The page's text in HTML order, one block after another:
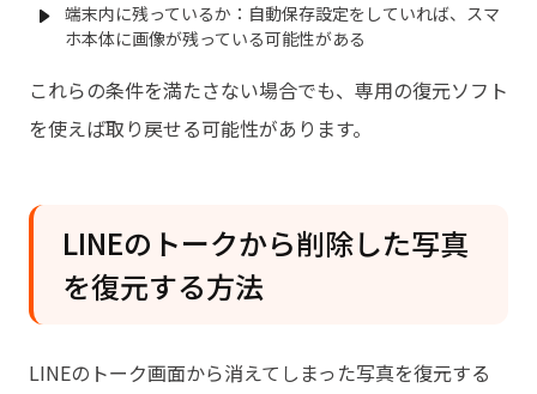
端末内に残っているか：自動保存設定をしていれば、スマ
ホ本体に画像が残っている可能性がある
これらの条件を満たさない場合でも、専用の復元ソフト
を使えば取り戻せる可能性があります。
LINEのトークから削除した写真
を復元する方法
LINEのトーク画面から消えてしまった写真を復元する